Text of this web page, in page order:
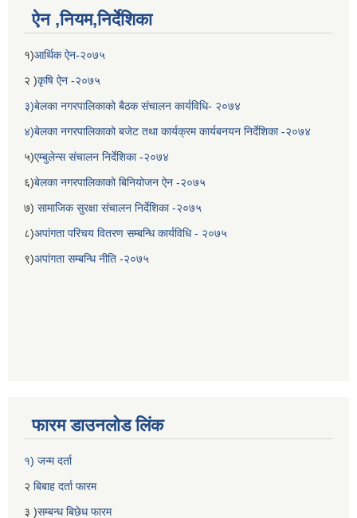
ऐन ,नियम,निर्देशिका
१)आर्थिक ऐन-२०७५
२ )कृषि ऐन -२०७५
३)बेलका नगरपालिकाको बैठक संचालन कार्यविधि- २०७४
४)बेलका नगरपालिकाको बजेट तथा कार्यक्रम कार्यबनयन निर्देशिका -२०७४
५)एम्बुलेन्स संचालन निर्देशिका -२०७४
६)बेलका नगरपालिकाको बिनियोजन ऐन -२०७५
७) सामाजिक सुरक्षा संचालन निर्देशिका -२०७५
८)अपांगता परिचय वितरण सम्बन्धि कार्यविधि - २०७५
९)अपांगता सम्बन्धि नीति -२०७५
फारम डाउनलोड लिंक
१) जन्म दर्ता
२ बिबाह दर्ता फारम
३ )सम्बन्ध बिछेध फारम